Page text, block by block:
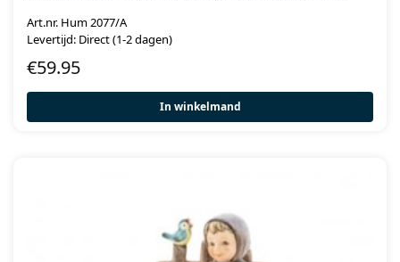
Art.nr. Hum 2077/A
Levertijd: Direct (1-2 dagen)
€59.95
In winkelmand